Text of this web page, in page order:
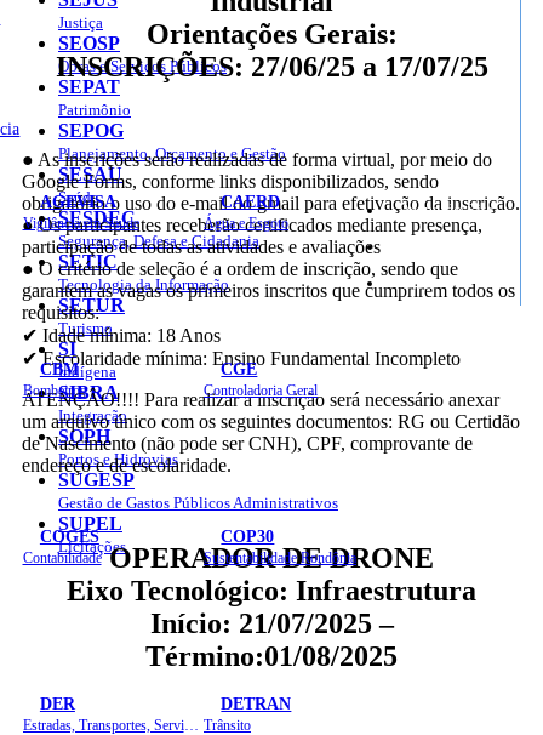
AGEVISA
Vigilância em Saúde
CAERD
Água e Esgoto
CBM
Bombeiros
CGE
Controladoria Geral
COGES
Contabilidade
COP30
Sustentabilidade Rondônia
DER
Estradas, Transportes, Serviços Públicos
DETRAN
Trânsito
Mapa do Site
Sites
Justiça
SEOSP
Obras e Serviços Públicos
SEPAT
Patrimônio
SEPOG
Planejamento, Orçamento e Gestão
SESAU
Saúde
SESDEC
Segurança, Defesa e Cidadania
SETIC
Tecnologia da Informação
SETUR
Turismo
SI
Indígena
SIBRA
Integração
SOPH
Portos e Hidrovias
SUGESP
Gestão de Gastos Públicos Administrativos
SUPEL
Licitações
Orientações Gerais:
INSCRIÇÕES: 27/06/25 a 17/07/25
● As inscrições serão realizadas de forma virtual, por meio do
Google Forms, conforme links disponibilizados, sendo
obrigatório o uso do e-mail do gmail para efetivação da inscrição.
● Os participantes receberão certificados mediante presença,
participação de todas as atividades e avaliações
● O critério de seleção é a ordem de inscrição, sendo que
garantem as vagas os primeiros inscritos que cumprirem todos os
requisitos:
✔ Idade mínima: 18 Anos
✔ Escolaridade mínima: Ensino Fundamental Incompleto
ATENÇÂO!!!! Para realizar a inscrição será necessário anexar
um arquivo único com os seguintes documentos: RG ou Certidão
de Nascimento (não pode ser CNH), CPF, comprovante de
endereço e de escolaridade.
OPERADOR DE DRONE
Eixo Tecnológico: Infraestrutura
Início: 21/07/2025 –
Término:01/08/2025